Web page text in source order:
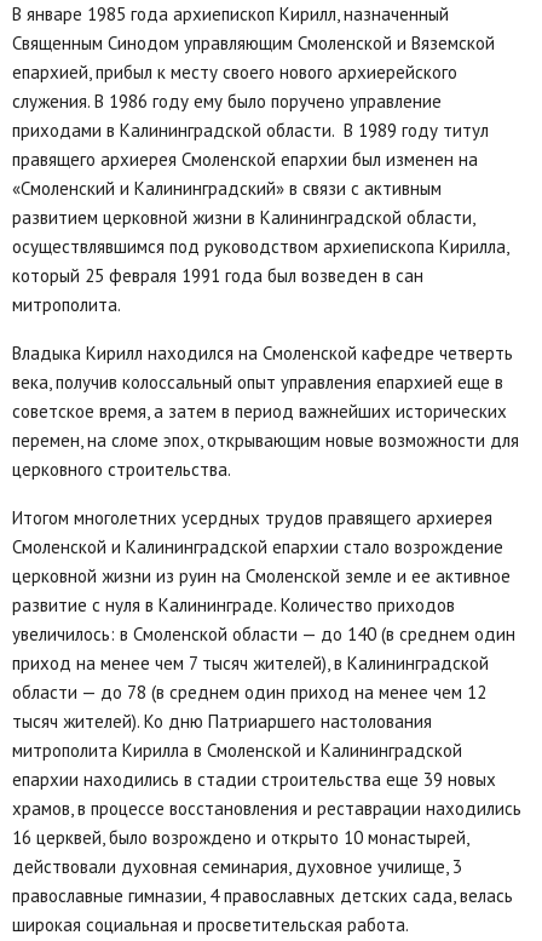
В январе 1985 года архиепископ Кирилл, назначенный
Священным Синодом управляющим Смоленской и Вяземской
епархией, прибыл к месту своего нового архиерейского
служения. В 1986 году ему было поручено управление
приходами в Калининградской области. В 1989 году титул
правящего архиерея Смоленской епархии был изменен на
«Смоленский и Калининградский» в связи с активным
развитием церковной жизни в Калининградской области,
осуществлявшимся под руководством архиепископа Кирилла,
который 25 февраля 1991 года был возведен в сан
митрополита.
Владыка Кирилл находился на Смоленской кафедре четверть
века, получив колоссальный опыт управления епархией еще в
советское время, а затем в период важнейших исторических
перемен, на сломе эпох, открывающим новые возможности для
церковного строительства.
Итогом многолетних усердных трудов правящего архиерея
Смоленской и Калининградской епархии стало возрождение
церковной жизни из руин на Смоленской земле и ее активное
развитие с нуля в Калининграде. Количество приходов
увеличилось: в Смоленской области — до 140 (в среднем один
приход на менее чем 7 тысяч жителей), в Калининградской
области — до 78 (в среднем один приход на менее чем 12
тысяч жителей). Ко дню Патриаршего настолования
митрополита Кирилла в Смоленской и Калининградской
епархии находились в стадии строительства еще 39 новых
храмов, в процессе восстановления и реставрации находились
16 церквей, было возрождено и открыто 10 монастырей,
действовали духовная семинария, духовное училище, 3
православные гимназии, 4 православных детских сада, велась
широкая социальная и просветительская работа.